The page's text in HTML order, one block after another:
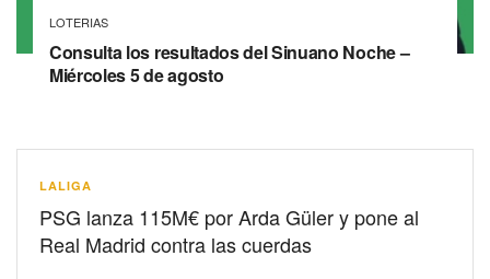
LOTERIAS
Consulta los resultados del Sinuano Noche –
Miércoles 5 de agosto
LALIGA
PSG lanza 115M€ por Arda Güler y pone al
Real Madrid contra las cuerdas